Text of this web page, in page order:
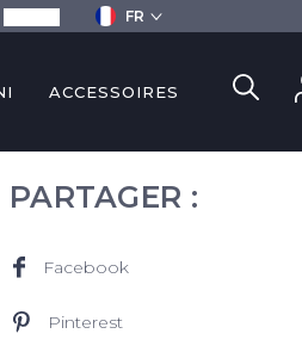
FR
ACCESSOIRES
PARTAGER :
Facebook
Pinterest